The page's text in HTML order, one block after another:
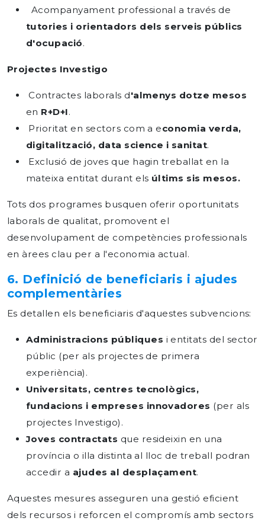
Acompanyament professional a través de
tutories i orientadors dels serveis públics
d'ocupació.
Projectes Investigo
Contractes laborals d'almenys dotze mesos
en R+D+I.
Prioritat en sectors com a economia verda,
digitalització, data science i sanitat.
Exclusió de joves que hagin treballat en la
mateixa entitat durant els últims sis mesos.
Tots dos programes busquen oferir oportunitats
laborals de qualitat, promovent el
desenvolupament de competències professionals
en àrees clau per a l'economia actual.
6. Definició de beneficiaris i ajudes
complementàries
Es detallen els beneficiaris d'aquestes subvencions:
Administracions públiques i entitats del sector
públic (per als projectes de primera
experiència).
Universitats, centres tecnològics,
fundacions i empreses innovadores (per als
projectes Investigo).
Joves contractats que resideixin en una
província o illa distinta al lloc de treball podran
accedir a ajudes al desplaçament.
Aquestes mesures asseguren una gestió eficient
dels recursos i reforcen el compromís amb sectors